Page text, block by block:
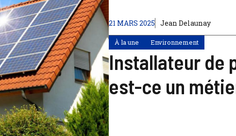
21 MARS 2025 Jean Delaunay
À la une Environnement
Installateur de
est-ce un